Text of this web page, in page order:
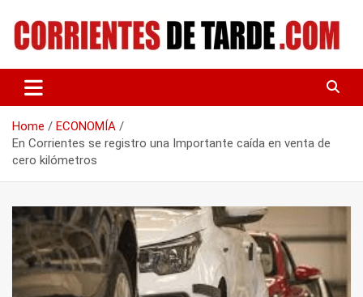
content
CORRIENTES DE TARDE
Home
ECONOMÍA
En Corrientes se registro una Importante caída en venta de
cero kilómetros